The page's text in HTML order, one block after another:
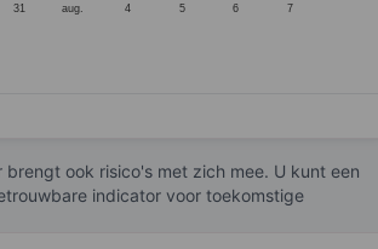
31 aug. 4 5 6 7
ook risico's met zich mee. U kunt een
indicator voor toekomstige